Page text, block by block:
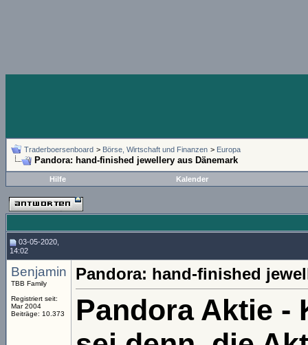
Traderboersenboard > Börse, Wirtschaft und Finanzen > Europa
Pandora: hand-finished jewellery aus Dänemark
Hilfe Kalender
03-05-2020,
14:02
Benjamin
TBB Family
Registriert seit:
Mar 2004
Beiträge: 10.373
Pandora: hand-finished
Pandora Aktie -